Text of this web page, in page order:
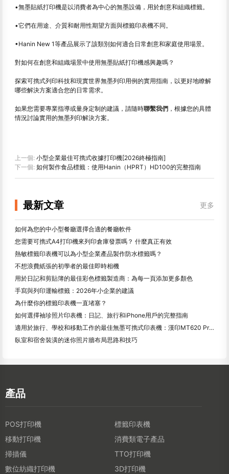
•無墨貼紙打印機是以消費者為中心的無墨設備，用於創意和組織標籤。
•它們在用途、介質和耐用性期望方面與標籤印表機不同。
•Hanin New 1等產品展示了該類別如何適合日常創意和家庭使用場景。
對如何在創意和組織場景中使用無墨貼紙打印機感興趣嗎？
探索可擕式列印科技和現實世界無墨列印用例的實用指南，以更好地瞭解
哪些解決方案適合您的日常需求。
如果您需要專業指導或量身定制的建議，請隨時聯繫我們 ，根據您的具體
情況討論實用的無墨列印解決方案。
上一個: 小型企業最佳可擕式收據打印機[2026終極指南]
下一個: 如何製作食品標籤：使用Hanin（HPRT）HD100的完整指南
最新文章 更多
如何為您的中小型餐廳選擇合適的餐廳軟件
您需要可擕式A4打印機來列印倉庫發票嗎？ 什麼真正有效
熱敏標籤印表機可以為小型企業產品製作防水標籤嗎？
不想浪費紙張的初學者的最佳即時相機
用於日記和剪貼簿的最佳彩色標籤製造商：為每一頁添加更多顏色
手寫與列印運輸標籤：2026年小企業的建議
為什麼你的標籤印表機一直堵塞？
如何選擇袖珍照片印表機：日記、旅行和iPhone用戶的完整指南
適用於旅行、學校和移動工作的最佳無墨可擕式印表機：漢印MT620 Pro評測
臥室和宿舍裝潢的迷你照片牆布局思路和技巧
產品
POS打印機
標籤印表機
移動打印機
消費類電子產品
掃描儀
TTO打印機
數位紡織打印機
3D打印機